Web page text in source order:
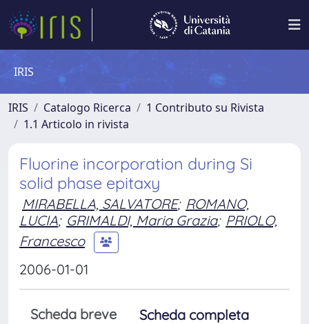
IRIS
IRIS Catalogo Ricerca
1 Contributo su Rivista
1.1 Articolo in rivista
Fluorine incorporation during Si
solid phase epitaxy
MIRABELLA, SALVATORE; ROMANO,
LUCIA; GRIMALDI, Maria Grazia; PRIOLO,
Francesco
2006-01-01
Scheda breve
Scheda completa